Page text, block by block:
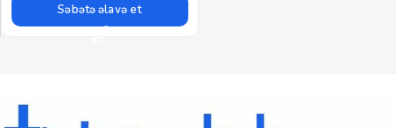
Səbətə əlavə et